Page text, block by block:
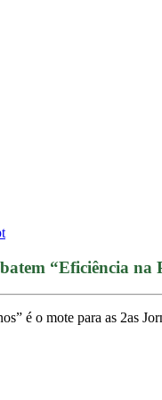
“Eficiência na
é o mote para as 2as